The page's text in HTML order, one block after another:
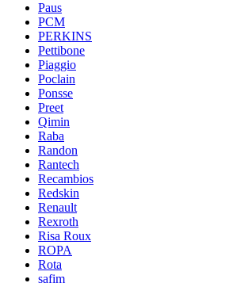
Paus
PCM
PERKINS
Pettibone
Piaggio
Poclain
Ponsse
Preet
Qimin
Raba
Randon
Rantech
Recambios
Redskin
Renault
Rexroth
Risa Roux
ROPA
Rota
safim